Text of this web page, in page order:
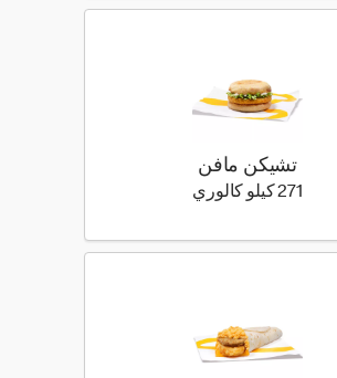
تشيكن مافن
271 كيلو كالوري 271 كيلو سعرة حرارية